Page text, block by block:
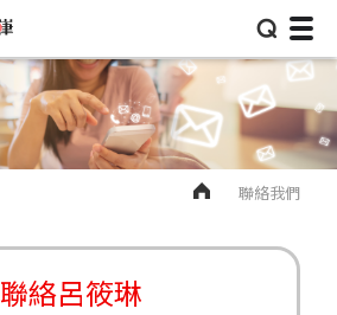
⌕
聯絡我們
聯絡呂筱琳